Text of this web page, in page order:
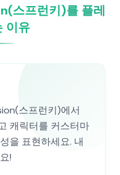
스프런키)를 플레
이유
스프런키)에서
캐릭터를 커스터마
을 표현하세요. 내
!